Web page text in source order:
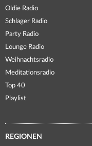
Oldie Radio
Schlager Radio
Party Radio
Lounge Radio
Weihnachtsradio
Meditationsradio
Top 40
Playlist
REGIONEN